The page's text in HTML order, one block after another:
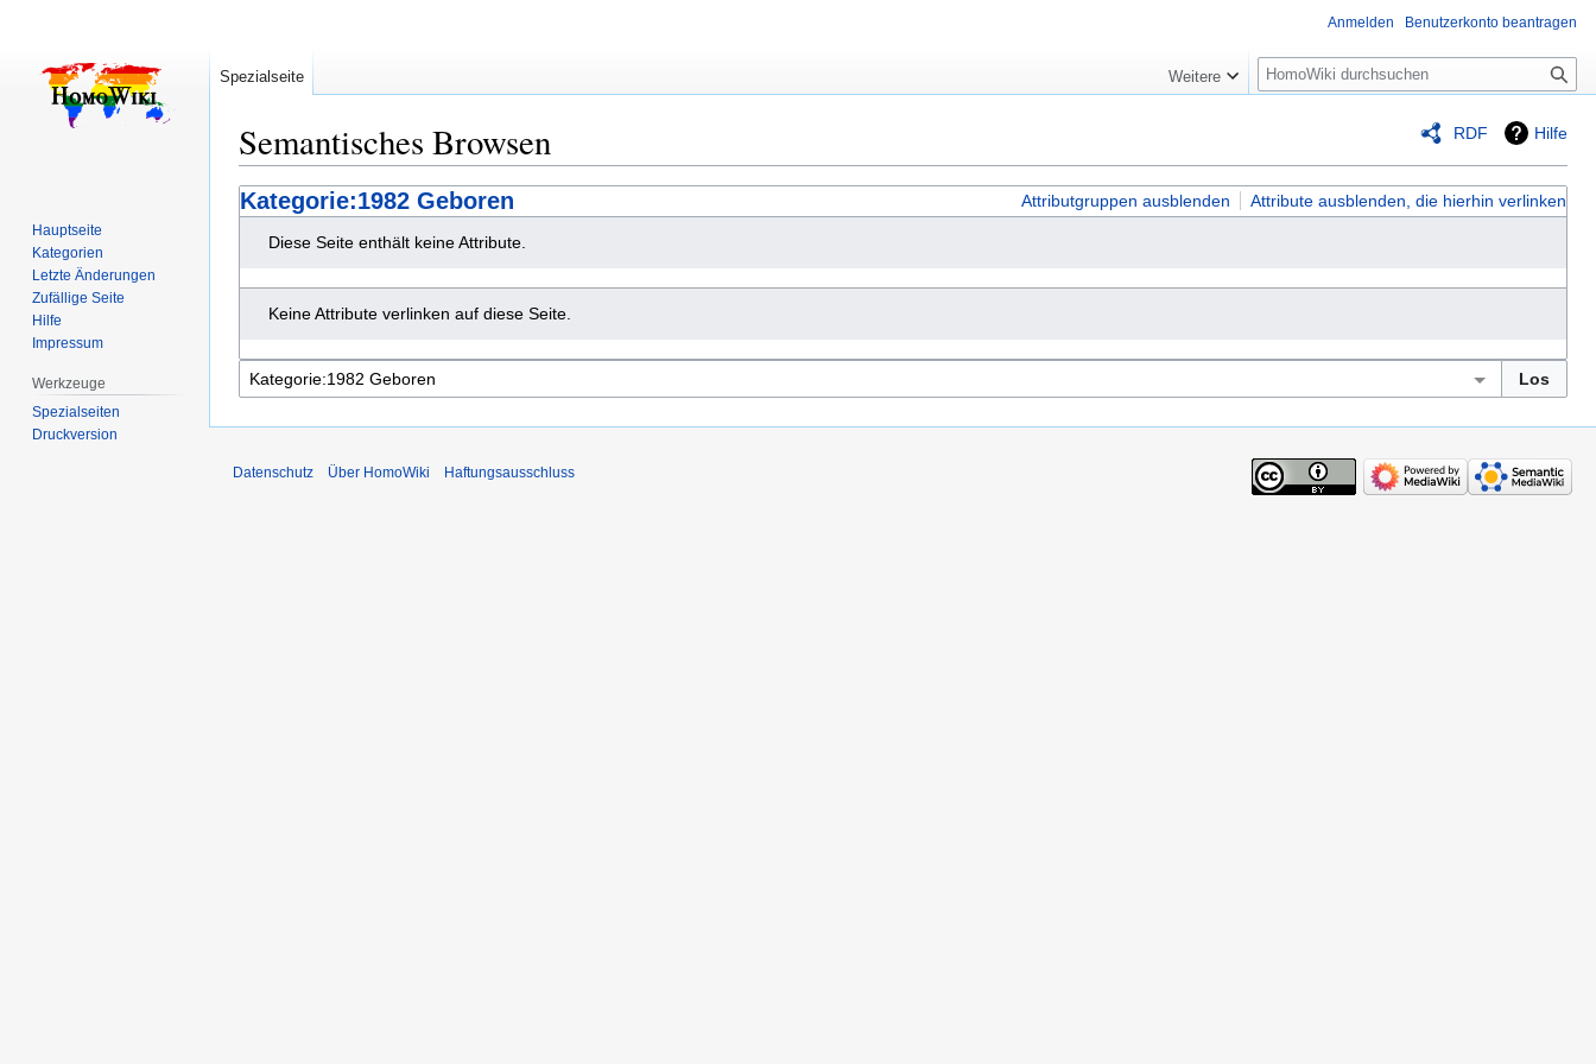
RDF Hilfe
Semantisches Browsen
Zur
Navigation
springen
Zur
Suche
springen
Kategorie:1982 Geboren Attributgruppen ausblenden Attribute ausblenden, die hierhin verlinken
Diese Seite enthält keine Attribute.
Keine Attribute verlinken auf diese Seite.
Anmelden Benutzerkonto beantragen
Spezialseite Weitere
Suche
Hauptseite
Kategorien
Letzte Änderungen
Zufällige Seite
Hilfe
Impressum
Werkzeuge
Spezialseiten
Druckversion
Datenschutz Über HomoWiki Haftungsausschluss